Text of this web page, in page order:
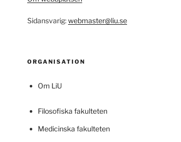
Sidansvarig:webmaster@liu.se
ORGANISATION
Om LiU
Filosofiska fakulteten
Medicinska fakulteten